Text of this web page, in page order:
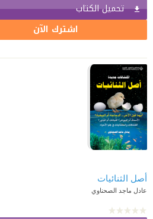
تحميل الكتاب
اشترك الآن
أصل الثنائيات
عادل ماجد الصحناوي